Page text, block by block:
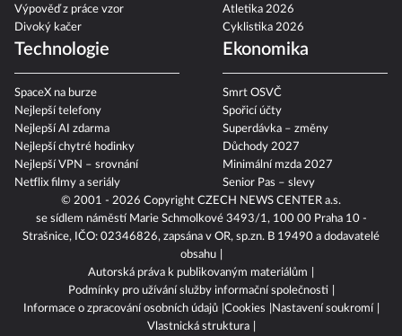
© 2001 - 2026 Copyright CZECH NEWS CENTER a.s.
se sídlem náměstí Marie Schmolkové 3493/1, 100 00 Praha 10 -
Strašnice, IČO: 02346826, zapsána v OR, sp.zn. B 19490 a dodavatelé
obsahu
Autorská práva k publikovaným materiálům
Podmínky pro užívání služby informační společnosti
Informace o zpracování osobních údajů Cookies
Nastavení soukromí
Vlastnická struktura
Výpověď z práce vzor
Divoký kačer
Atletika 2026
Cyklistika 2026
Technologie
SpaceX na burze
Nejlepší telefony
Nejlepší AI zdarma
Nejlepší chytré hodinky
Nejlepší VPN – srovnání
Netflix filmy a seriály
Ekonomika
Smrt OSVČ
Spořicí účty
Superdávka – změny
Důchody 2027
Minimální mzda 2027
Senior Pas – slevy